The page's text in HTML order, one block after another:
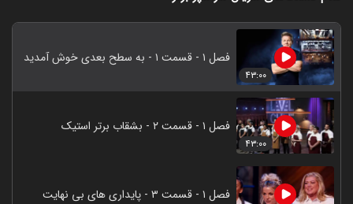
۴۳:۰۰
فصل ۱ - قسمت ۱ - به سطح بعدی خوش آمدید
۴۳:۰۰
فصل ۱ - قسمت ۲ - بشقاب برتر استیک
فصل ۱ - قسمت ۳ - پایداری های بی نهایت